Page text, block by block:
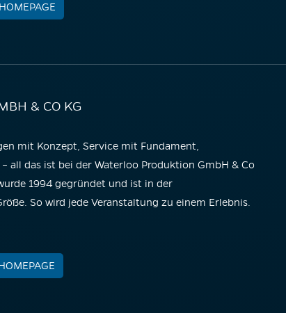
& CO KG
mit Konzept, Service mit Fundament,
all das ist bei der Waterloo Produktion GmbH & Co
1994 gegründet und ist in der
So wird jede Veranstaltung zu einem Erlebnis.